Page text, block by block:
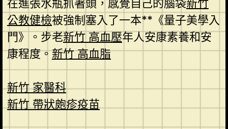
在進張水瓶抓著頭，感覺自己的腦袋新竹
公教健檢被強制塞入了一本**《量子美學入
門》。步老新竹 高血壓年人安康素養和安
康程度。新竹 高血脂
新竹 家醫科
新竹 帶狀皰疹疫苗